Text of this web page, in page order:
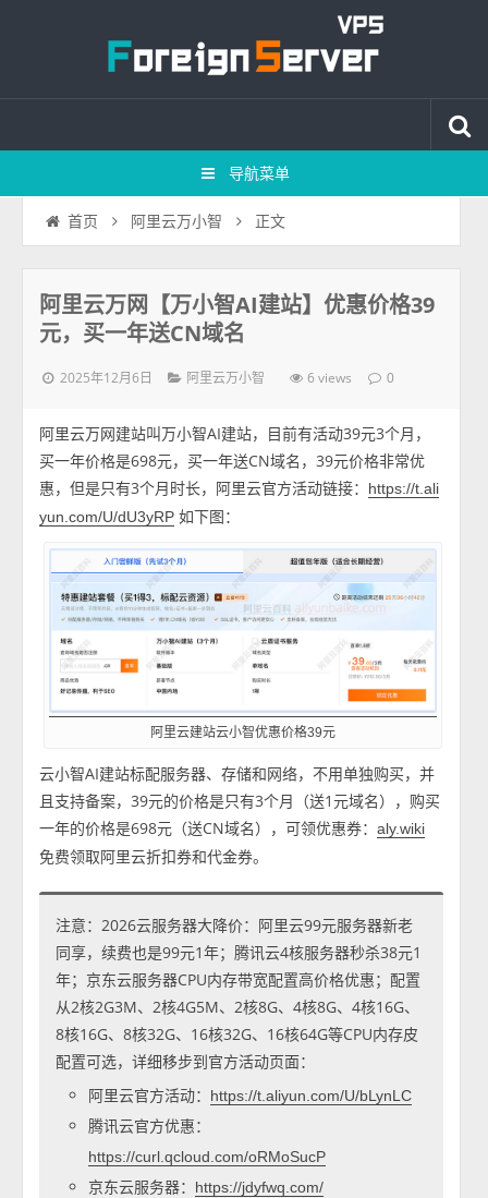
导航菜单
首页 阿里云万小智 正文
阿里云万网【万小智AI建站】优惠价格39
元，买一年送CN域名
2025年12月6日 阿里云万小智 6 views 0
阿里云万网建站叫万小智AI建站，目前有活动39元3个月，
买一年价格是698元，买一年送CN域名，39元价格非常优
惠，但是只有3个月时长，阿里云官方活动链接：
https://t.ali
yun.com/U/dU3yRP 如下图：
阿里云建站云小智优惠价格39元
云小智AI建站标配服务器、存储和网络，不用单独购买，并
且支持备案，39元的价格是只有3个月（送1元域名），购买
一年的价格是698元（送CN域名），可领优惠券：aly.wiki
免费领取阿里云折扣券和代金券。
注意：2026云服务器大降价：阿里云99元服务器新老
同享，续费也是99元1年；腾讯云4核服务器秒杀38元1
年；京东云服务器CPU内存带宽配置高价格优惠；配置
从2核2G3M、2核4G5M、2核8G、4核8G、4核16G、
8核16G、8核32G、16核32G、16核64G等CPU内存皮
配置可选，详细移步到官方活动页面：
阿里云官方活动：
https://t.aliyun.com/U/bLynLC
腾讯云官方优惠：
https://curl.qcloud.com/oRMoSucP
京东云服务器： https://jdyfwq.com/